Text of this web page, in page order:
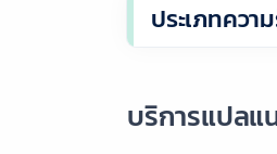
ประเภทควา
บริการแปลแ